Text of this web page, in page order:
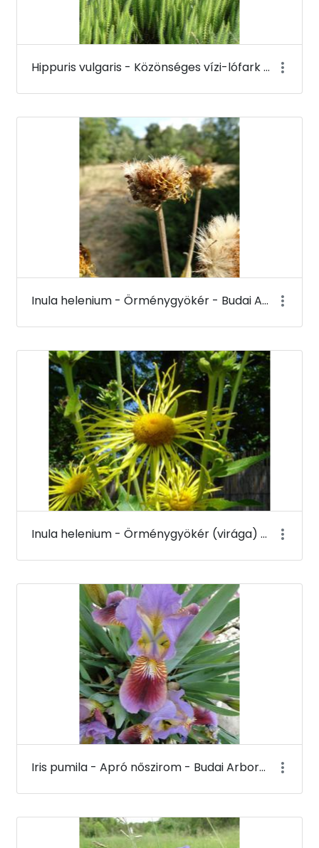
Hippuris vulgaris - Közönséges vízi-lófark - Budai Arborétum
Inula helenium - Örménygyökér - Budai Arborétum
Inula helenium - Örménygyökér (virága) - Budai Arborétum
Iris pumila - Apró nőszirom - Budai Arborétum